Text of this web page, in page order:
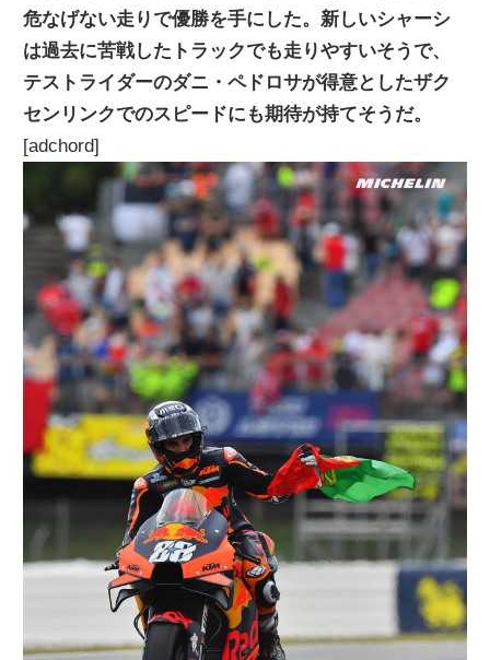
ュ
ー
ス
危なげない走りで優勝を手にした。新しいシャーシ
は過去に苦戦したトラックでも走りやすいそうで、
テストライダーのダニ・ペドロサが得意としたザク
センリンクでのスピードにも期待が持てそうだ。
[adchord]